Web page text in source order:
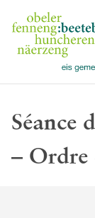
Séance
–